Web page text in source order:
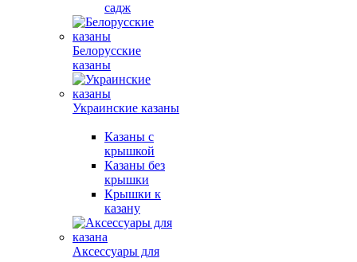
садж
Белорусские
казаны
Украинские казаны
Казаны с
крышкой
Казаны без
крышки
Крышки к
казану
Аксессуары для